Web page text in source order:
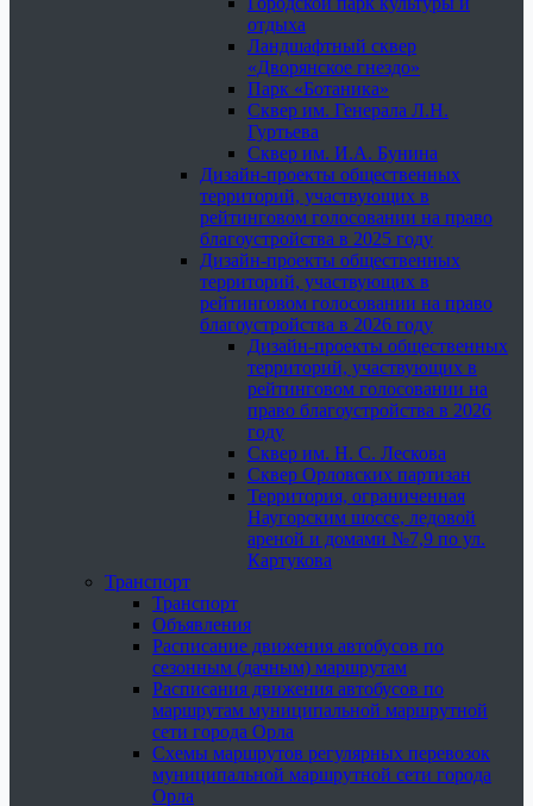
отдыха
Ландшафтный сквер
«Дворянское гнездо»
Парк «Ботаника»
Сквер им. Генерала Л.Н.
Гуртьева
Сквер им. И.А. Бунина
Дизайн-проекты общественных
территорий, участвующих в
рейтинговом голосовании на право
благоустройства в 2025 году
Дизайн-проекты общественных
территорий, участвующих в
рейтинговом голосовании на право
благоустройства в 2026 году
Дизайн-проекты общественных
территорий, участвующих в
рейтинговом голосовании на
право благоустройства в 2026
году
Сквер им. Н. С. Лескова
Сквер Орловских партизан
Территория, ограниченная
Наугорским шоссе, ледовой
ареной и домами №7,9 по ул.
Картукова
Транспорт
Транспорт
Объявления
Расписание движения автобусов по
сезонным (дачным) маршрутам
Расписания движения автобусов по
маршрутам муниципальной маршрутной
сети города Орла
Схемы маршрутов регулярных перевозок
муниципальной маршрутной сети города
Орла